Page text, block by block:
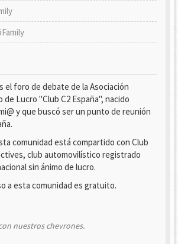
el foro de debate de la Asociación
de Lucro "Club C2 España", nacido
y que buscó ser un punto de reunión
comunidad está compartido con Club
club automovilístico registrado
sin ánimo de lucro.
a esta comunidad es gratuito.
nuestros chevrones.